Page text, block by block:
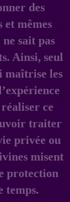
des
et mêmes
sait pas
Ainsi, seul
maîtrise les
ce
traiter
privée ou
misent
protection
temps.